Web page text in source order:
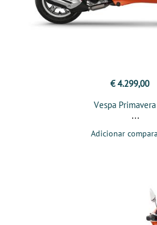
€ 4.299,00
Vespa
Adicionar